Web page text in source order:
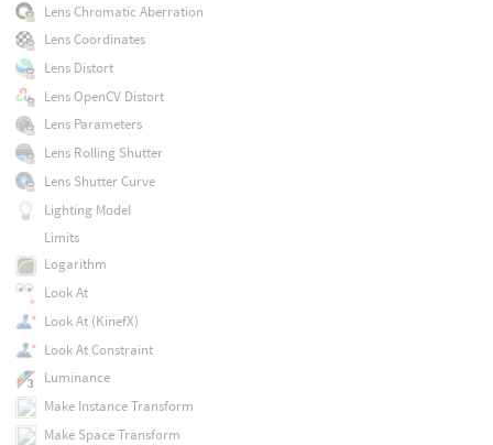
Lens Chromatic Aberration
Lens Coordinates
Lens Distort
Lens OpenCV Distort
Lens Parameters
Lens Rolling Shutter
Lens Shutter Curve
Lighting Model
Limits
Logarithm
Look At
Look At (KinefX)
Look At Constraint
Luminance
Make Instance Transform
Make Space Transform